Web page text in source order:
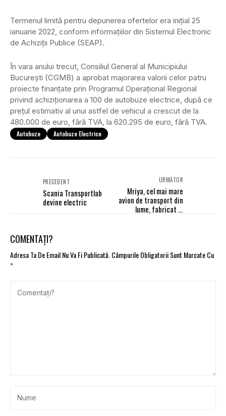
Termenul limită pentru depunerea ofertelor era inițial 25
ianuarie 2022, conform informațiilor din Sistemul Electronic
de Achiziții Publice (SEAP).
În vara anului trecut, Consiliul General al Municipiului
Bucureşti (CGMB) a aprobat majorarea valorii celor patru
proiecte finanţate prin Programul Operaţional Regional
privind achiziţionarea a 100 de autobuze electrice, după ce
preţul estimativ al unui astfel de vehicul a crescut de la
480.000 de euro, fără TVA, la 620.295 de euro, fără TVA.
Autobuze Autobuze Electrice
PRECEDENT
Scania Transportlab
devine electric
URMĂTOR
Mriya, cel mai mare
avion de transport din
lume, fabricat în
COMENTAȚI?
Adresa Ta De Email Nu Va Fi Publicată. Câmpurile Obligatorii Sunt Marcate Cu
*